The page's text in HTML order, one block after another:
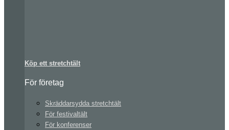
Köp ett stretchtält
För företag
Skräddarsydda stretchtält
För festivaltält
För konferenser